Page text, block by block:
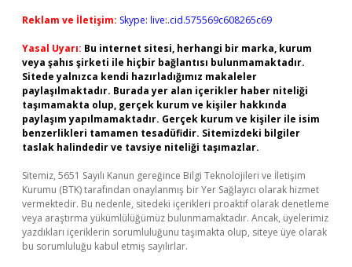
Reklam ve İletişim: Skype: live:.cid.575569c608265c69
Yasal Uyarı: Bu internet sitesi, herhangi bir marka, kurum
veya şahıs şirketi ile hiçbir bağlantısı bulunmamaktadır.
Sitede yalnızca kendi hazırladığımız makaleler
paylaşılmaktadır. Burada yer alan içerikler haber niteliği
taşımamakta olup, gerçek kurum ve kişiler hakkında
paylaşım yapılmamaktadır. Gerçek kurum ve kişiler ile isim
benzerlikleri tamamen tesadüfidir. Sitemizdeki bilgiler
taslak halindedir ve tavsiye niteliği taşımazlar.
Sitemiz, 5651 Sayılı Kanun gereğince Bilgi Teknolojileri ve İletişim
Kurumu (BTK) tarafından onaylanmış bir Yer Sağlayıcı olarak hizmet
vermektedir. Bu nedenle, sitedeki içerikleri proaktif olarak denetleme
veya araştırma yükümlülüğümüz bulunmamaktadır. Ancak, üyelerimiz
yazdıkları içeriklerin sorumluluğunu taşımakta olup, siteye üye olarak
bu sorumluluğu kabul etmiş sayılırlar.